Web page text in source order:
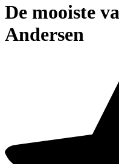
De mooiste
Andersen